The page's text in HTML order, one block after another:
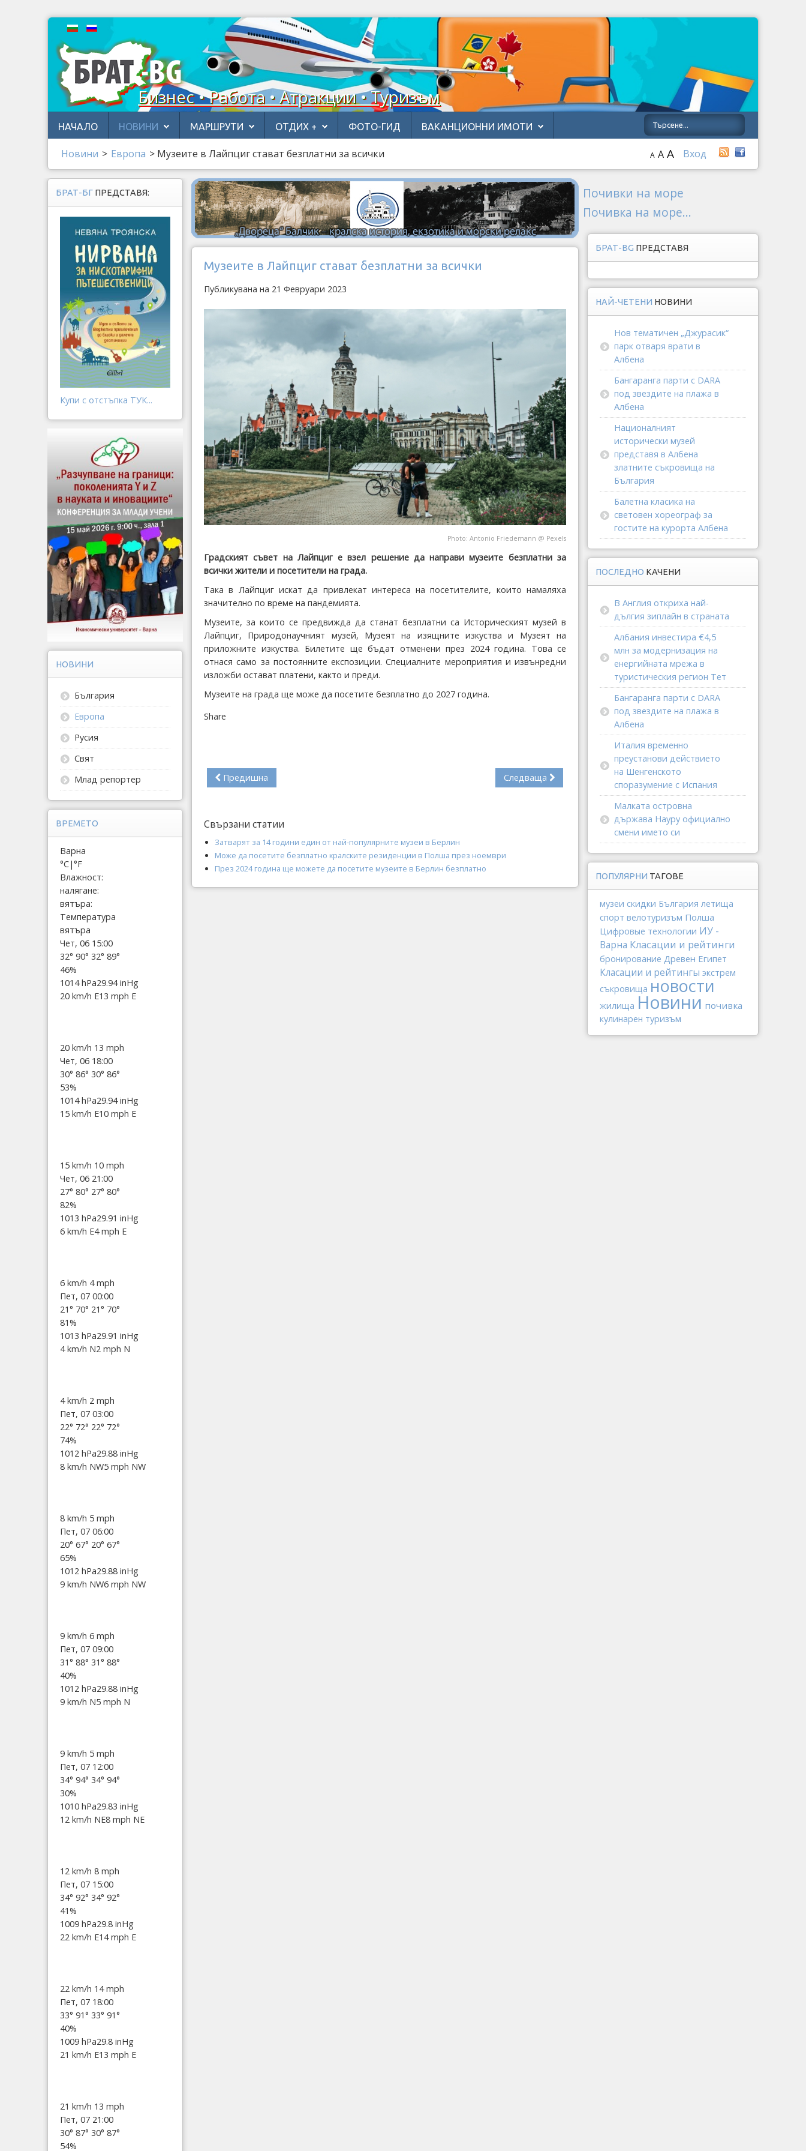
Бизнес • Работа • Атракции • Туризъм
НАЧАЛО НОВИНИ МАРШРУТИ ОТДИХ + ФОТО-ГИД ВАКАНЦИОННИ ИМОТИ
Новини > Европа > Музеите в Лайпциг стават безплатни за всички Вход
A A A
Музеите в Лайпциг стават безплатни за всички
Публикувана на 21 Февруари 2023
Photo: Antonio Friedemann @ Pexels
Градският съвет на Лайпциг е взел решение да направи музеите безплатни за
всички жители и посетители на града.
Така в Лайпциг искат да привлекат интереса на посетителите, които намаляха
значително по време на пандемията.
Музеите, за които се предвижда да станат безплатни са Историческият музей в
Лайпциг, Природонаучният музей, Музеят на изящните изкуства и Музеят на
приложните изкуства. Билетите ще бъдат отменени през 2024 година. Това се
отнася само за постоянните експозиции. Специалните мероприятия и извънредни
изложби остават платени, както и преди.
Музеите на града ще може да посетите безплатно до 2027 година.
Share
Предишна Следваща
Свързани статии
Затварят за 14 години един от най-популярните музеи в Берлин
Може да посетите безплатно кралските резиденции в Полша през ноември
През 2024 година ще можете да посетите музеите в Берлин безплатно
БРАТ-БГ ПРЕДСТАВЯ:
Купи с отстъпка ТУК...
НОВИНИ
България
Европа
Русия
Свят
Млад репортер
ВРЕМЕТО
Варна
°C|°F
Влажност:
налягане:
вятъра:
Температура
вятъра
Чет, 06 15:00
32° 90° 32° 89°
46%
1014 hPa29.94 inHg
20 km/h E13 mph E
20 km/h 13 mph
Чет, 06 18:00
30° 86° 30° 86°
53%
1014 hPa29.94 inHg
15 km/h E10 mph E
15 km/h 10 mph
Чет, 06 21:00
27° 80° 27° 80°
82%
1013 hPa29.91 inHg
6 km/h E4 mph E
6 km/h 4 mph
Пет, 07 00:00
21° 70° 21° 70°
81%
1013 hPa29.91 inHg
4 km/h N2 mph N
4 km/h 2 mph
Пет, 07 03:00
22° 72° 22° 72°
74%
1012 hPa29.88 inHg
8 km/h NW5 mph NW
8 km/h 5 mph
Пет, 07 06:00
20° 67° 20° 67°
65%
1012 hPa29.88 inHg
9 km/h NW6 mph NW
9 km/h 6 mph
Пет, 07 09:00
31° 88° 31° 88°
40%
1012 hPa29.88 inHg
9 km/h N5 mph N
9 km/h 5 mph
Пет, 07 12:00
34° 94° 34° 94°
30%
1010 hPa29.83 inHg
12 km/h NE8 mph NE
12 km/h 8 mph
Пет, 07 15:00
34° 92° 34° 92°
41%
1009 hPa29.8 inHg
22 km/h E14 mph E
22 km/h 14 mph
Пет, 07 18:00
33° 91° 33° 91°
40%
1009 hPa29.8 inHg
21 km/h E13 mph E
21 km/h 13 mph
Пет, 07 21:00
30° 87° 30° 87°
54%
Почивки на море
Почивка на море...
БРАТ-BG ПРЕДСТАВЯ
НАЙ-ЧЕТЕНИ НОВИНИ
Нов тематичен „Джурасик“
парк отваря врати в
Албена
Бангаранга парти с DARA
под звездите на плажа в
Албена
Националният
исторически музей
представя в Албена
златните съкровища на
България
Балетна класика на
световен хореограф за
гостите на курорта Албена
ПОСЛЕДНО КАЧЕНИ
В Англия откриха най-
дългия зиплайн в страната
Албания инвестира €4,5
млн за модернизация на
енергийната мрежа в
туристическия регион Тет
Бангаранга парти с DARA
под звездите на плажа в
Албена
Италия временно
преустанови действието
на Шенгенското
споразумение с Испания
Малката островна
държава Науру официално
смени името си
ПОПУЛЯРНИ ТАГОВЕ
музеи скидки България летища
спорт велотуризъм Полша
Цифровые технологии ИУ -
Варна Класации и рейтинги
бронирование Древен Египет
Класации и рейтингы экстрем
съкровища новости
жилища Новини почивка
кулинарен туризъм